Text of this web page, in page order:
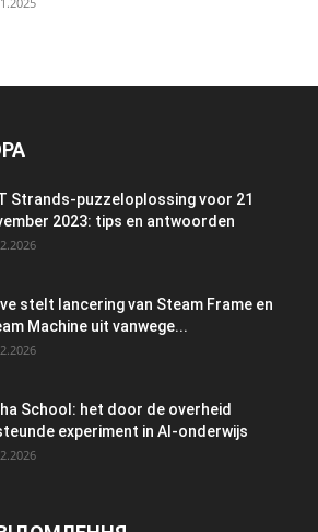
Strands-puzzeloplossing voor 21
2023: tips en antwoorden
stelt lancering van Steam Frame en
Machine uit vanwege...
School: het door de overheid
experiment in AI-onderwijs